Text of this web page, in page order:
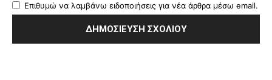
Επιθυμώ να λαμβάνω ειδοποιήσεις για νέα άρθρα μέσω email.